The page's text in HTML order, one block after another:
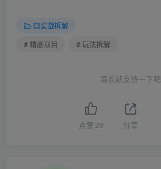
💥实战拆解
# 精品项目
# 玩法拆解
喜欢就支持一下吧
点赞 29 分享